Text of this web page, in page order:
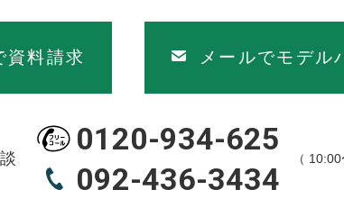
ープ会社の住宅関連事業
アのコーディネート、施工、同関連商品の製造、販売
ービス、リフォーム事業、同関連商品の製造、販売
、保険代理店業、運送業
一切の事業
資料請求 メールでモデル
0120-934-625
092-436-3434
（